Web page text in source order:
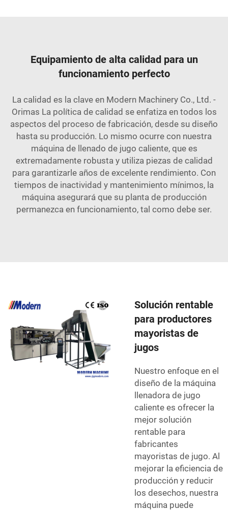
Equipamiento de alta calidad para un
funcionamiento perfecto
La calidad es la clave en Modern Machinery Co., Ltd. -
Orimas La política de calidad se enfatiza en todos los
aspectos del proceso de fabricación, desde su diseño
hasta su producción. Lo mismo ocurre con nuestra
máquina de llenado de jugo caliente, que es
extremadamente robusta y utiliza piezas de calidad
para garantizarle años de excelente rendimiento. Con
tiempos de inactividad y mantenimiento mínimos, la
máquina asegurará que su planta de producción
permanezca en funcionamiento, tal como debe ser.
Solución rentable
para productores
mayoristas de
jugos
Nuestro enfoque en el
diseño de la máquina
llenadora de jugo
caliente es ofrecer la
mejor solución
rentable para
fabricantes
mayoristas de jugo. Al
mejorar la eficiencia de
producción y reducir
los desechos, nuestra
máquina puede